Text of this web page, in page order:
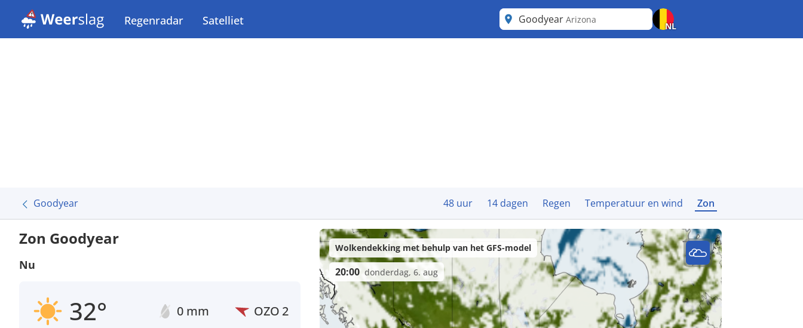
Regenradar Satelliet Goodyear Arizona
NL
Goodyear 48 uur 14 dagen Regen Temperatuur en wind Zon
Zon Goodyear
Nu
32° 0 mm OZO 2
Wolkendekking met behulp van het GFS-model
20:00 donderdag, 6. aug